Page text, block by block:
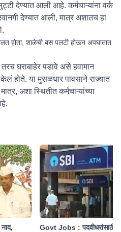
देण्यात आली आहे. कर्मचाऱ्यांना वर्क
देण्यात आली, मात्र अशातच हा
होता, शाळेची बस पलटी होऊन अपघातात
घराबाहेर पडावे असे हवामान
होते. या मुसळधार पावसाने राज्यात
अशा स्थितीत कर्मचाऱ्यांच्या
Govt Jobs : पदवीधरांसाठी